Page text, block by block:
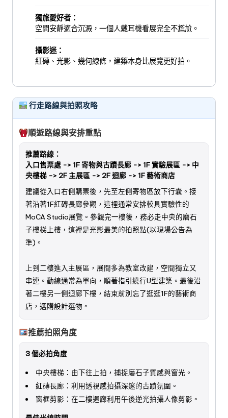
獨旅愛好者：
空間安靜適合沉澱，一個人戴耳機看展完全不尷尬。
攝影迷：
紅磚、光影、幾何線條，建築本身比展覽更好拍。
行走路線與拍照攻略
順遊路線與安排重點
推薦路線：
入口售票處 -> 1F 寄物與古蹟長廊 -> 1F 實驗展區 -> 中
央樓梯 -> 2F 主展區 -> 2F 迴廊 -> 1F 藝術商店
建議從入口右側購票後，先至左側寄物區放下行囊。接
著沿著1F紅磚長廊參觀，這裡通常安排較具實驗性的
MoCA Studio展覽。參觀完一樓後，務必走中央的磨石
子樓梯上樓，這裡是光影最美的拍照點(以現場公告為
準)。
上到二樓進入主展區，展間多為教室改建，空間獨立又
串連。動線通常為單向，順著指引繞行U型建築。最後沿
著二樓另一側迴廊下樓，結束前別忘了逛逛1F的藝術商
店，選購設計選物。
推薦拍照角度
3 個必拍角度
中央樓梯：由下往上拍，捕捉磨石子質感與窗光。
紅磚長廊：利用透視感拍攝深邃的古蹟氛圍。
窗框剪影：在二樓迴廊利用午後逆光拍攝人像剪影。